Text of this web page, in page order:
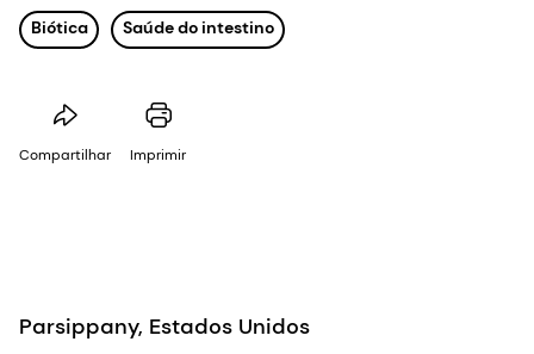
Biótica Saúde do intestino
Compartilhar Imprimir
Parsippany, Estados Unidos